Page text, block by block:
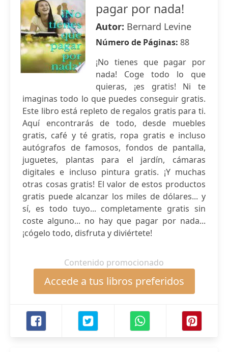
pagar por nada!
Autor: Bernard Levine
Número de Páginas: 88
¡No tienes que pagar por
nada! Coge todo lo que
quieras, ¡es gratis! Ni te
imaginas todo lo que puedes conseguir gratis.
Este libro está repleto de regalos gratis para ti.
Aquí encontrarás de todo, desde muebles
gratis, café y té gratis, ropa gratis e incluso
autógrafos de famosos, fondos de pantalla,
juguetes, plantas para el jardín, cámaras
digitales e incluso pintura gratis. ¡Y muchas
otras cosas gratis! El valor de estos productos
gratis puede alcanzar los miles de dólares... y
sí, es todo tuyo... completamente gratis sin
coste alguno... no hay que pagar por nada...
¡cógelo todo, disfruta y diviértete!
Contenido promocionado
Accede a tus libros preferidos